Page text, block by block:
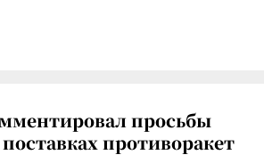
просьбы
противоракет